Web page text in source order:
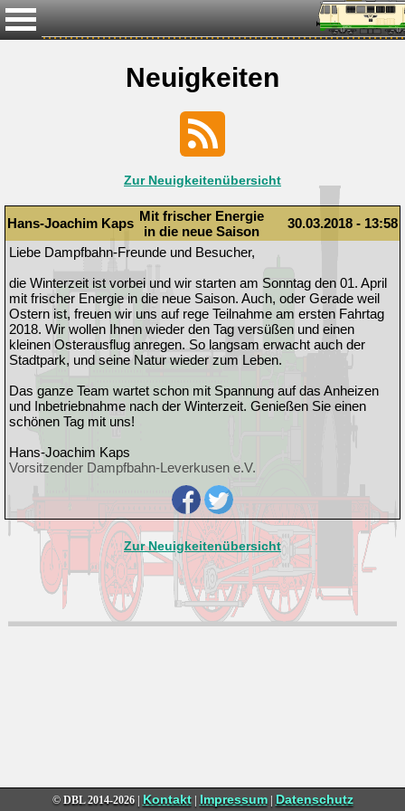
Neuigkeiten
Zur Neuigkeitenübersicht
Hans-Joachim Kaps Mit frischer Energie
in die neue Saison
30.03.2018 - 13:58
Liebe Dampfbahn-Freunde und Besucher,
die Winterzeit ist vorbei und wir starten am Sonntag den 01. April
mit frischer Energie in die neue Saison. Auch, oder Gerade weil
Ostern ist, freuen wir uns auf rege Teilnahme am ersten Fahrtag
2018. Wir wollen Ihnen wieder den Tag versüßen und einen
kleinen Osterausflug anregen. So langsam erwacht auch der
Stadtpark, und seine Natur wieder zum Leben.
Das ganze Team wartet schon mit Spannung auf das Anheizen
und Inbetriebnahme nach der Winterzeit. Genießen Sie einen
schönen Tag mit uns!
Hans-Joachim Kaps
Vorsitzender Dampfbahn-Leverkusen e.V.
Zur Neuigkeitenübersicht
© DBL2014-2026 | Kontakt| Impressum| Datenschutz